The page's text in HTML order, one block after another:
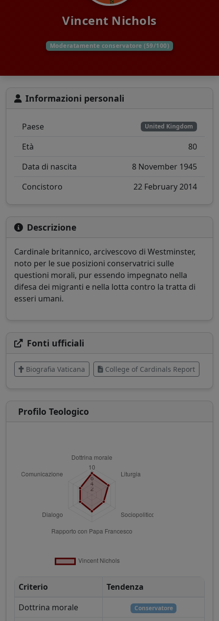
Vincent Nichols
Moderatamente conservatore (59/100)
Informazioni personali
Paese United Kingdom
Età
80
Data di nascita
8 November 1945
Concistoro
22 February 2014
Descrizione
Cardinale britannico, arcivescovo di Westminster,
noto per le sue posizioni conservatrici sulle
questioni morali, pur essendo impegnato nella
difesa dei migranti e nella lotta contro la tratta di
esseri umani.
Fonti ufficiali
Biografia Vaticana College of Cardinals Report
Profilo Teologico
Criterio
Tendenza
Dottrina morale
Conservatore